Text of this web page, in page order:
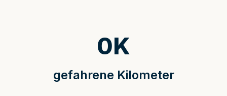
gefahrene Kilometer
0K